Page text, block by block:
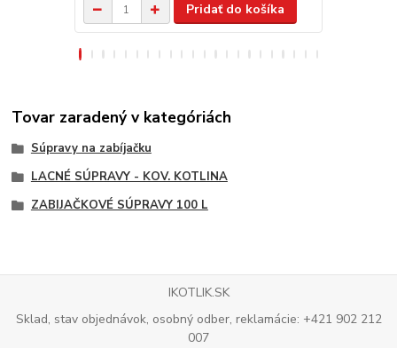
Pridať do košíka
Tovar zaradený v kategóriách
Súpravy na zabíjačku
LACNÉ SÚPRAVY - KOV. KOTLINA
ZABIJAČKOVÉ SÚPRAVY 100 L
IKOTLIK.SK
Sklad, stav objednávok, osobný odber, reklamácie: +421 902 212
007